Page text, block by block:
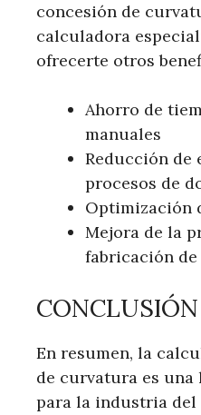
concesión de
calculadora
ofrecerte otros
Ahorro de
manuales
Reducción de
procesos de
Optimización
Mejora de la
fabricación de
CONCLUSIÓN
En resumen, la
de curvatura es
para la industria del